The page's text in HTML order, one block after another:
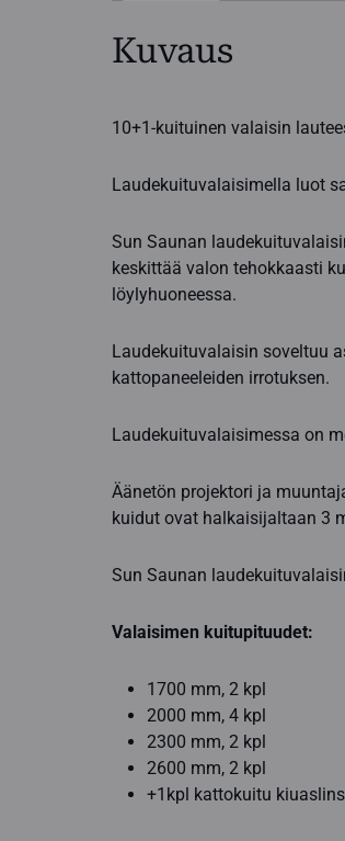
Kuvaus
10+1-kuituinen valaisin
Laudekuituvalaisimella luot
Sun Saunan
keskittää valon tehokkaasti
löylyhuoneessa.
Laudekuituvalaisin soveltuu
kattopaneeleiden irrotuksen.
Laudekuituvalaisimessa on
Äänetön projektori ja
kuidut ovat halkaisijaltaan 3
Sun Saunan
Valaisimen kuitupituudet:
1700 mm, 2 kpl
2000 mm, 4 kpl
2300 mm, 2 kpl
2600 mm, 2 kpl
+1kpl kattokuitu